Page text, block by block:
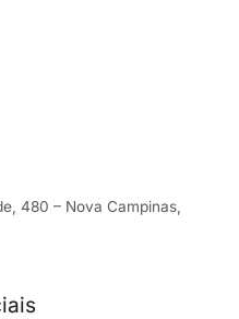
480 – Nova Campinas,